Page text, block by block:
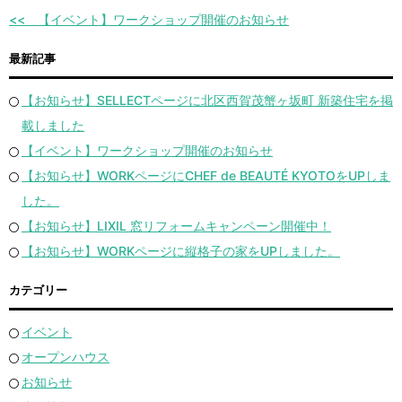
【イベント】ワークショップ開催のお知らせ
最新記事
【お知らせ】SELLECTページに北区西賀茂蟹ヶ坂町 新築住宅を掲
載しました
【イベント】ワークショップ開催のお知らせ
【お知らせ】WORKページにCHEF de BEAUTÉ KYOTOをUPしま
した。
【お知らせ】LIXIL 窓リフォームキャンペーン開催中！
【お知らせ】WORKページに縦格子の家をUPしました。
カテゴリー
イベント
オープンハウス
お知らせ